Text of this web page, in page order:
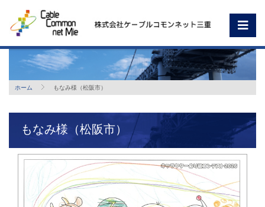
ホーム もなみ様（松阪市）
もなみ様（松阪市）